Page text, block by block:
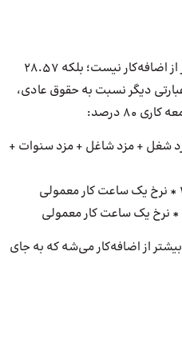
اصلا جمعه‌کاری 40 درصد بیشتر از اضافه‌کار نیست؛ بلکه 28.57
دیگر نسبت به حقوق عادی،
شغل + مزد شاغل + مزد سنوات +
40 درصد بیشتر از اضافه‌کار می‌شه که به جای